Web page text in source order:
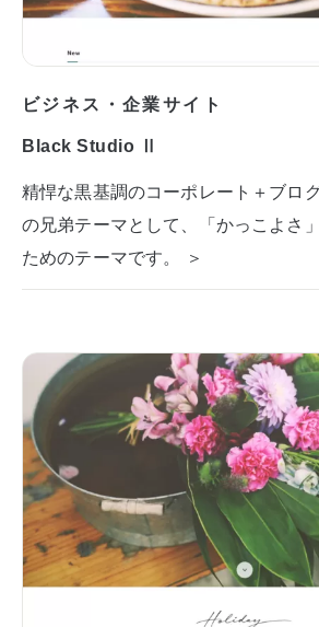
ビジネス・企業サイト
Black Studio Ⅱ
精悍な黒基調のコーポレート＋ブロ
の兄弟テーマとして、「かっこよさ
ためのテーマです。 ＞